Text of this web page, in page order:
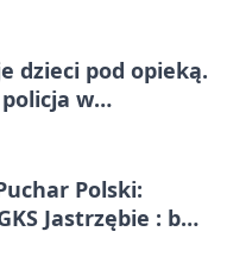
dzieci pod opieką.
w
Polski:
Jastrzębie : bez